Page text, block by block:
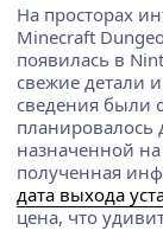
На просторах
Minecraft
появилась в
свежие детали
сведения были
планировалось
назначенной
полученная
дата выхода
цена, что